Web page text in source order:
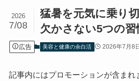
猛暑を元気に乗り
欠かさない5つの習
2026
7/08
広告 美容と健康の余白活 2026年7月8
記事内にはプロモーションが含まれ